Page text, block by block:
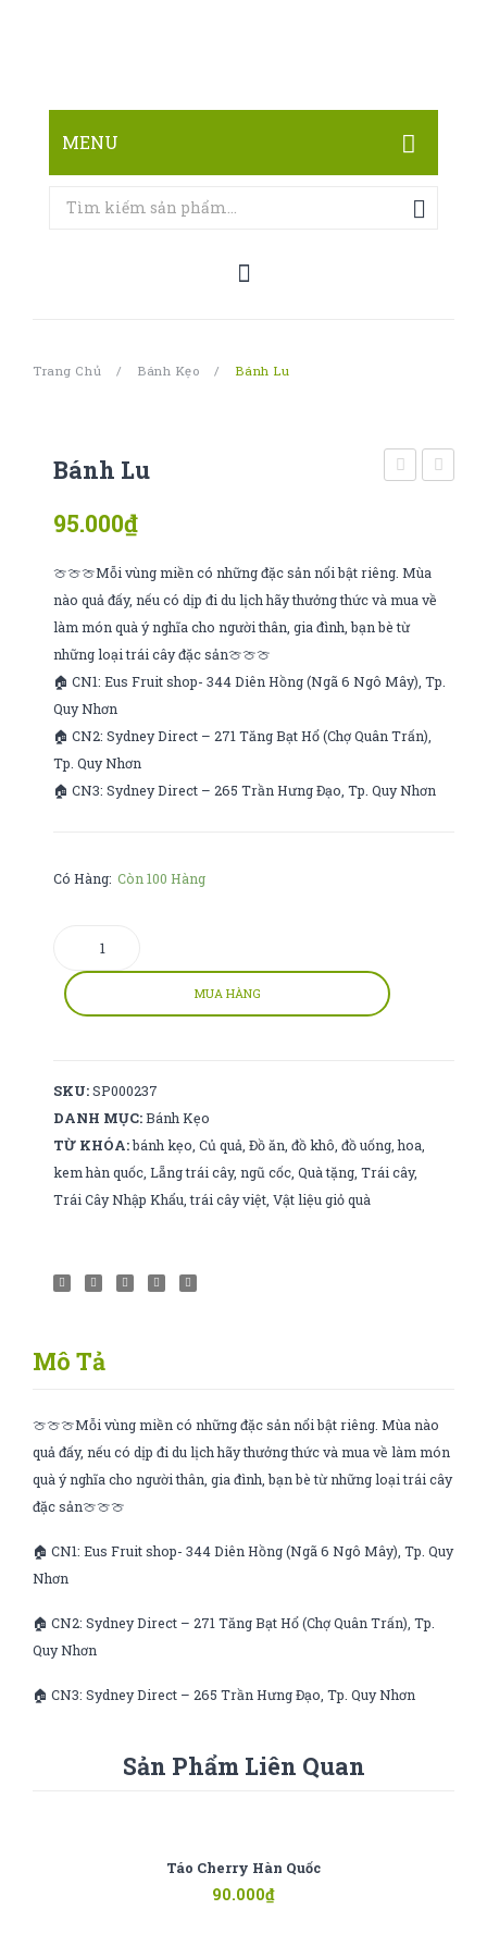
MENU
TRANG CHỦ
Trang Chủ / Bánh Kẹo / Bánh Lu
Bánh Lu
95.000₫
🍈🍈🍈Mỗi vùng miền có những đặc sản nổi bật riêng. Mùa
nào quả đấy, nếu có dịp đi du lịch hãy thưởng thức và mua về
làm món quà ý nghĩa cho người thân, gia đình, bạn bè từ
những loại trái cây đặc sản🍈🍈🍈
🏠 CN1: Eus Fruit shop- 344 Diên Hồng (Ngã 6 Ngô Mây), Tp.
Quy Nhơn
🏠 CN2: Sydney Direct – 271 Tăng Bạt Hổ (Chợ Quân Trấn),
Tp. Quy Nhơn
🏠 CN3: Sydney Direct – 265 Trần Hưng Đạo, Tp. Quy Nhơn
Có Hàng: Còn 100 Hàng
số
lượng
MUA HÀNG
SKU: SP000237
DANH MỤC: Bánh Kẹo
TỪ KHÓA: bánh kẹo ,Củ quả ,Đồ ăn ,đồ khô ,đồ uống ,hoa
kem hàn quốc ,Lẵng trái cây,ngũ cốc ,Quà tặng ,Trái cây,
Trái Cây Nhập Khẩu ,trái cây việt ,Vật liệu giỏ quà
Mô Tả
🍈🍈🍈Mỗi vùng miền có những đặc sản nổi bật riêng. Mùa nào
quả đấy, nếu có dịp đi du lịch hãy thưởng thức và mua về làm món
quà ý nghĩa cho người thân, gia đình, bạn bè từ những loại trái cây
đặc sản🍈🍈🍈
🏠 CN1: Eus Fruit shop- 344 Diên Hồng (Ngã 6 Ngô Mây), Tp. Quy
Nhơn
🏠 CN2: Sydney Direct – 271 Tăng Bạt Hổ (Chợ Quân Trấn), Tp.
Quy Nhơn
🏠 CN3: Sydney Direct – 265 Trần Hưng Đạo, Tp. Quy Nhơn
Sản Phẩm Liên Quan
Táo Cherry Hàn Quốc
90.000₫